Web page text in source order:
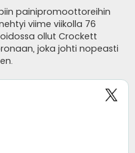
painipromoottoreihin
viime viikolla 76
ollut Crockett
joka johti nopeasti